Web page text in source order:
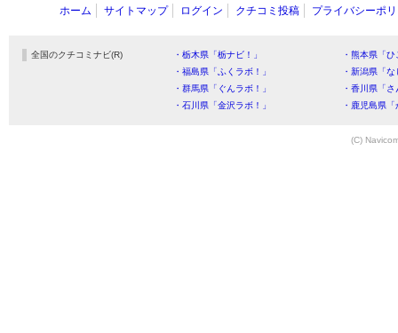
ホーム サイトマップ ログイン クチコミ投稿 プライバシーポ
全国のクチコミナビ(R) ・栃木県「栃ナビ！」
・熊本県「
・福島県「ふくラボ！」
・新潟県「
・群馬県「ぐんラボ！」
・香川県「
・石川県「金沢ラボ！」
・鹿児島県
(C)